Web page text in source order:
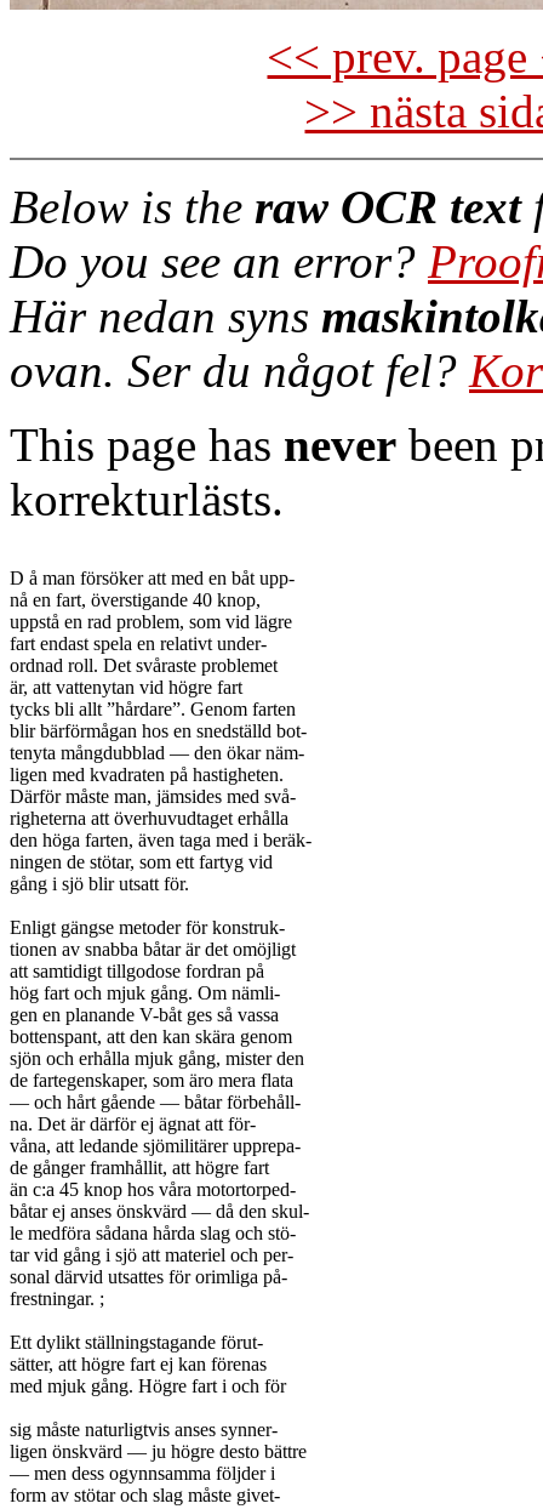
<< prev.
>> nästa
Below is the raw OCR text
Do you see an error?
Här nedan syns
ovan. Ser du något fel?
This page has never been
korrekturlästs.
D å man försöker att med en båt upp-
nå en fart, överstigande 40 knop,
uppstå en rad problem, som vid lägre
fart endast spela en relativt under-
ordnad roll. Det svåraste problemet
är, att vattenytan vid högre fart
tycks bli allt ”hårdare”. Genom farten
blir bärförmågan hos en snedställd bot-
tenyta mångdubblad — den ökar näm-
ligen med kvadraten på hastigheten.
Därför måste man, jämsides med svå-
righeterna att överhuvudtaget erhålla
den höga farten, även taga med i beräk-
ningen de stötar, som ett fartyg vid
gång i sjö blir utsatt för.
Enligt gängse metoder för konstruk-
tionen av snabba båtar är det omöjligt
att samtidigt tillgodose fordran på
hög fart och mjuk gång. Om nämli-
gen en planande V-båt ges så vassa
bottenspant, att den kan skära genom
sjön och erhålla mjuk gång, mister den
de fartegenskaper, som äro mera flata
— och hårt gående — båtar förbehåll-
na. Det är därför ej ägnat att för-
våna, att ledande sjömilitärer upprepa-
de gånger framhållit, att högre fart
än c:a 45 knop hos våra motortorped-
båtar ej anses önskvärd — då den skul-
le medföra sådana hårda slag och stö-
tar vid gång i sjö att materiel och per-
sonal därvid utsattes för orimliga på-
frestningar. ;
Ett dylikt ställningstagande förut-
sätter, att högre fart ej kan förenas
med mjuk gång. Högre fart i och för
sig måste naturligtvis anses synner-
ligen önskvärd — ju högre desto bättre
— men dess ogynnsamma följder i
form av stötar och slag måste givet-